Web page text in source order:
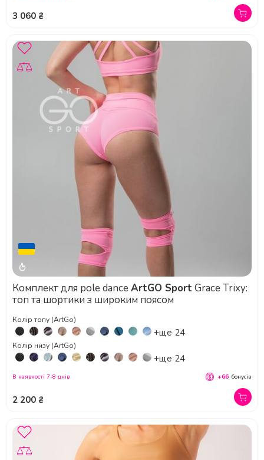
3 060 ₴
Комплект для pole dance ArtGO Sport Grace Trixy:
топ та шортики з широким поясом
Колір топу (ArtGo)
+ще 24
Колір низу (ArtGo)
+ще 24
2 200 ₴
В наявності 7-8 днів +66 бонусів